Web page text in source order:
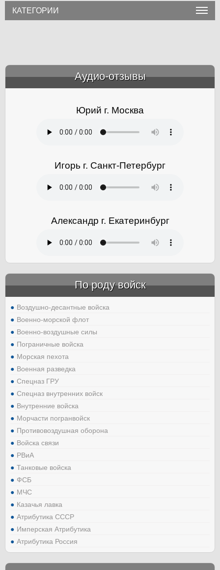
КАТЕГОРИИ
Аудио-отзывы
Юрий г. Москва
Игорь г. Санкт-Петербург
Александр г. Екатеринбург
По роду войск
Воздушно-десантные войска
Военно-морской флот
Военно-воздушные силы
Пограничные войска
Морская пехота
Военная разведка
Спецназ ГРУ
Спецназ внутренних войск
Внутренние войска
Морчасти погранвойск
Противовоздушная оборона
Войска связи
РВиА
Танковые войска
ФСБ
МЧС
Казачья лавка
Атрибутика СССР
Имперская Атрибутика
Атрибутика Россия